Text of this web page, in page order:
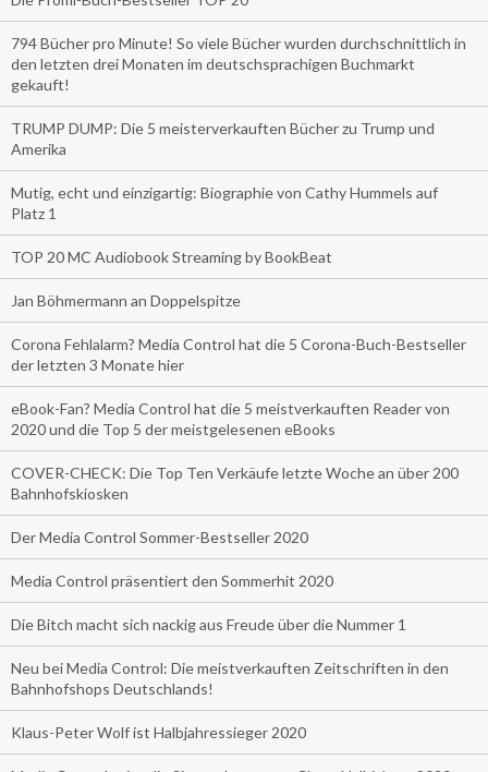
794 Bücher pro Minute! So viele Bücher wurden durchschnittlich in
den letzten drei Monaten im deutschsprachigen Buchmarkt
gekauft!
TRUMP DUMP: Die 5 meisterverkauften Bücher zu Trump und
Amerika
Mutig, echt und einzigartig: Biographie von Cathy Hummels auf
Platz 1
TOP 20 MC Audiobook Streaming by BookBeat
Jan Böhmermann an Doppelspitze
Corona Fehlalarm? Media Control hat die 5 Corona-Buch-Bestseller
der letzten 3 Monate hier
eBook-Fan? Media Control hat die 5 meistverkauften Reader von
2020 und die Top 5 der meistgelesenen eBooks
COVER-CHECK: Die Top Ten Verkäufe letzte Woche an über 200
Bahnhofskiosken
Der Media Control Sommer-Bestseller 2020
Media Control präsentiert den Sommerhit 2020
Die Bitch macht sich nackig aus Freude über die Nummer 1
Neu bei Media Control: Die meistverkauften Zeitschriften in den
Bahnhofshops Deutschlands!
Klaus-Peter Wolf ist Halbjahressieger 2020